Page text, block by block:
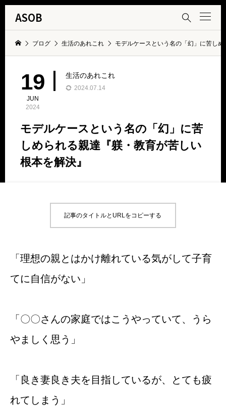
ASOB 
ブログ 生活のあれこれ モデルケースという名の「幻」に苦し
19
JUN
2024
生活のあれこれ
2024.07.14
モデルケースという名の「幻」に苦
しめられる親達『躾・教育が苦しい
根本を解決』
記事のタイトルとURLをコピーする
「理想の親とはかけ離れている気がして子育
てに自信がない」
「〇〇さんの家庭ではこうやっていて、うら
やましく思う」
「良き妻良き夫を目指しているが、とても疲
れてしまう」